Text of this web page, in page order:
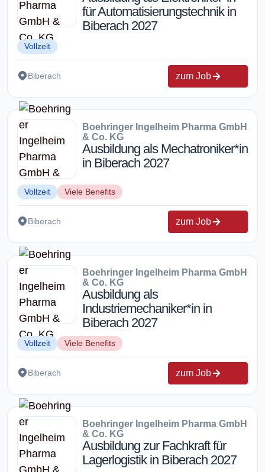
für Automatisierungstechnik in
Biberach 2027
Vollzeit
Biberach zum Job
Boehringer Ingelheim Pharma GmbH
& Co. KG
Ausbildung als Mechatroniker*in
in Biberach 2027
Vollzeit Viele Benefits
Biberach zum Job
Boehringer Ingelheim Pharma GmbH
& Co. KG
Ausbildung als
Industriemechaniker*in in
Biberach 2027
Vollzeit Viele Benefits
Biberach zum Job
Boehringer Ingelheim Pharma GmbH
& Co. KG
Ausbildung zur Fachkraft für
Lagerlogistik in Biberach 2027